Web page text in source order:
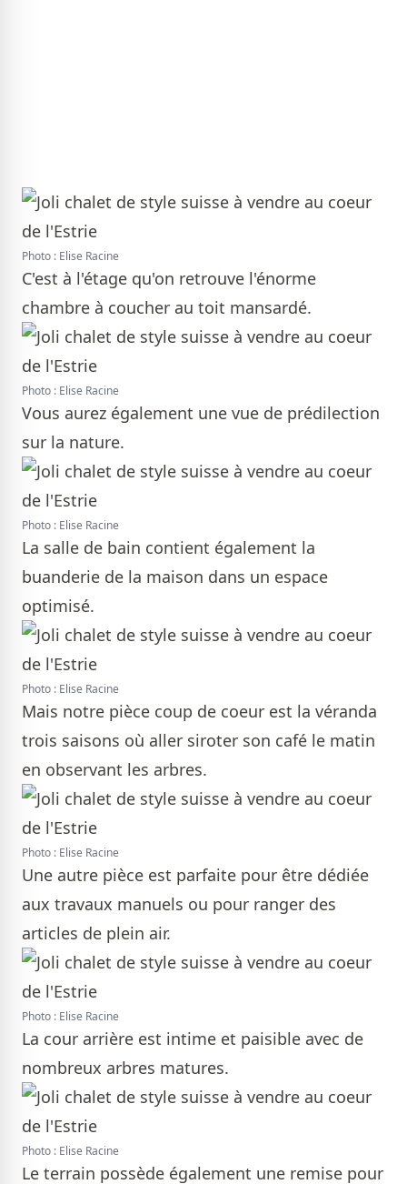
Photo : Elise Racine
C'est à l'étage qu'on retrouve l'énorme
chambre à coucher au toit mansardé.
Photo : Elise Racine
Vous aurez également une vue de prédilection
sur la nature.
Photo : Elise Racine
La salle de bain contient également la
buanderie de la maison dans un espace
optimisé.
Photo : Elise Racine
Mais notre pièce coup de coeur est la véranda
trois saisons où aller siroter son café le matin
en observant les arbres.
Photo : Elise Racine
Une autre pièce est parfaite pour être dédiée
aux travaux manuels ou pour ranger des
articles de plein air.
Photo : Elise Racine
La cour arrière est intime et paisible avec de
nombreux arbres matures.
Photo : Elise Racine
Le terrain possède également une remise pour